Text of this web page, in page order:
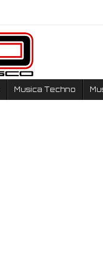
Musica Techno